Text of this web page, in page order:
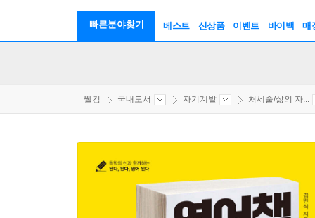
빠른분야찾기 베스트 신상품 이벤트 바이백 매
웰컴 국내도서 자기계발 처세술/삶의 자...